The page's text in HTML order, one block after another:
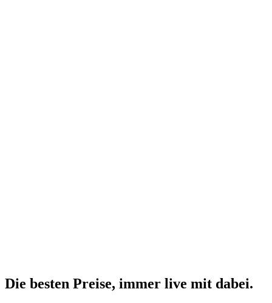
Die besten Preise, immer live mit dabei.